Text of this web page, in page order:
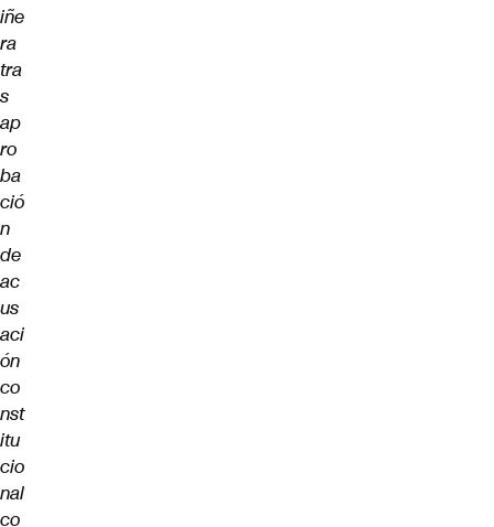
iñe
ra
tra
s
ap
ro
ba
ció
n
de
ac
us
aci
ón
co
nst
itu
cio
nal
co